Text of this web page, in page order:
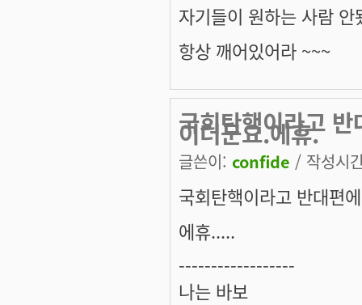
자기들이 원하는 사람
항상 깨어있어라 ~~~
국회탄핵이라고
이더군요.에휴.
글쓴이: confide / 작성시
국회탄핵이라고 반대편
에휴.....
------------------
나는 바보